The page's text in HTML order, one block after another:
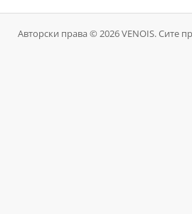
Авторски права © 2026 VENOIS. Сите